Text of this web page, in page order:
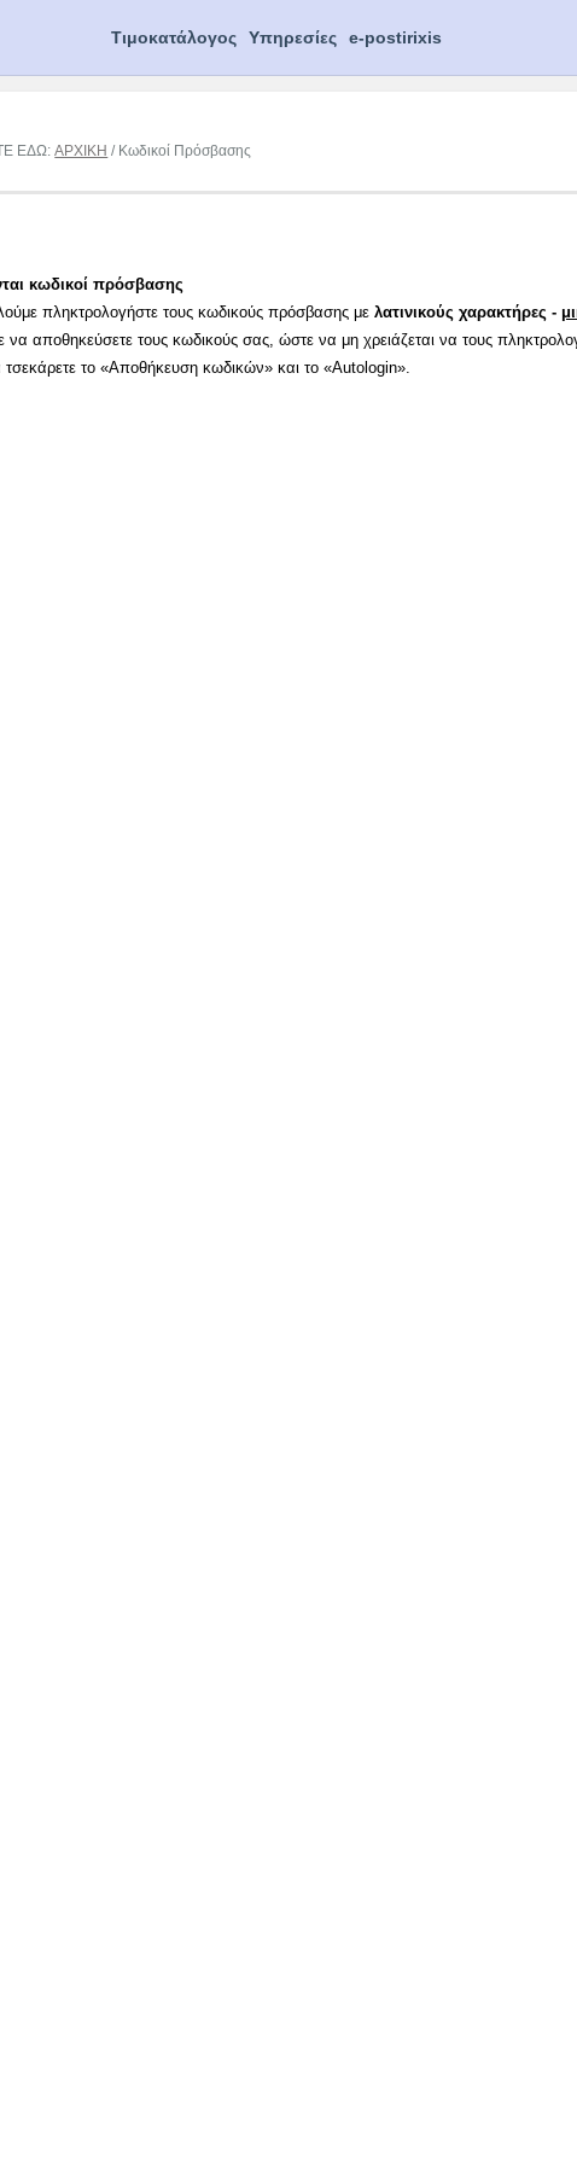
Τιμοκατάλογος Υπηρεσίες e-postirixis
ΕΔΩ:ΑΡΧΙΚΗ / Κωδικοί Πρόσβασης
κωδικοί πρόσβασης
πληκτρολογήστε τους κωδικούς πρόσβασης μελατινικούς χαρακτήρες -
να αποθηκεύσετε τους κωδικούς σας, ώστε να μη χρειάζεται να τους
τσεκάρετε το «Αποθήκευση κωδικών» και το «Autologin».